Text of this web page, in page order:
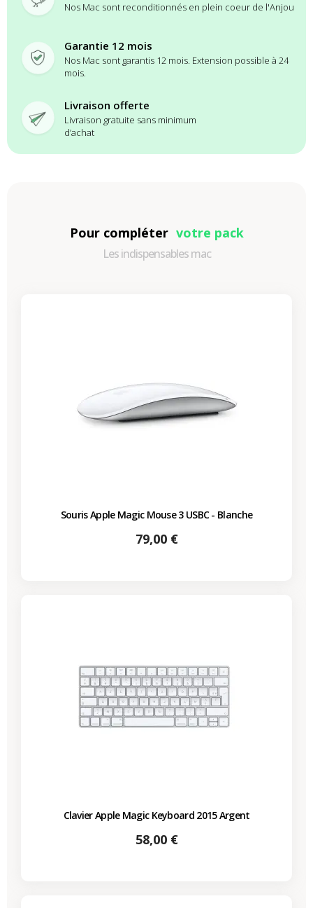
Nos Mac sont reconditionnés en plein coeur de l'Anjou
Garantie 12 mois
Nos Mac sont garantis 12 mois. Extension possible à 24
mois.
Livraison offerte
Livraison gratuite sans minimum
d’achat
Pour compléter votre pack
Les indispensables mac
Souris Apple Magic Mouse 3 USBC - Blanche
Prix
79,00 €
Clavier Apple Magic Keyboard 2015 Argent
Prix
58,00 €